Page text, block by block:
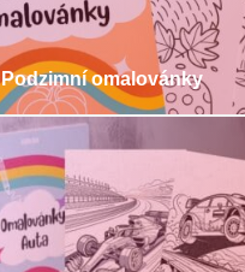
Podzimní omalovánky